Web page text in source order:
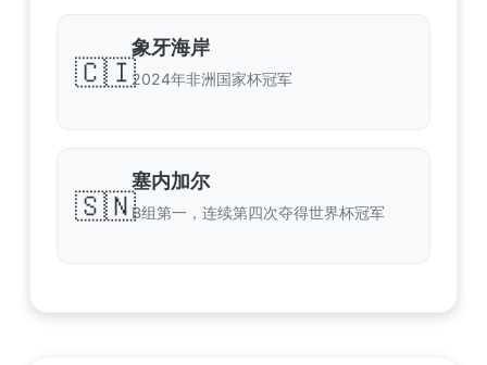
🇨🇮
象牙海岸
2024年非洲国家杯冠军
🇸🇳
塞内加尔
B组第一，连续第四次夺得世界杯冠军